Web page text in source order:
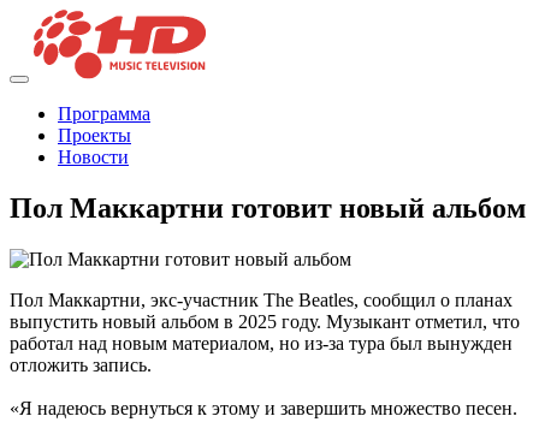
Программа
Проекты
Новости
Пол Маккартни готовит новый альбом
Пол Маккартни, экс-участник The Beatles, сообщил о планах
выпустить новый альбом в 2025 году. Музыкант отметил, что
работал над новым материалом, но из-за тура был вынужден
отложить запись.
«Я надеюсь вернуться к этому и завершить множество песен.